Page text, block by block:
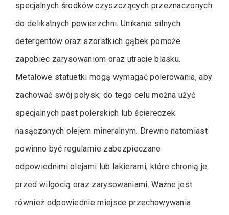
specjalnych środków czyszczących przeznaczonych
do delikatnych powierzchni. Unikanie silnych
detergentów oraz szorstkich gąbek pomoże
zapobiec zarysowaniom oraz utracie blasku.
Metalowe statuetki mogą wymagać polerowania, aby
zachować swój połysk; do tego celu można użyć
specjalnych past polerskich lub ściereczek
nasączonych olejem mineralnym. Drewno natomiast
powinno być regularnie zabezpieczane
odpowiednimi olejami lub lakierami, które chronią je
przed wilgocią oraz zarysowaniami. Ważne jest
również odpowiednie miejsce przechowywania